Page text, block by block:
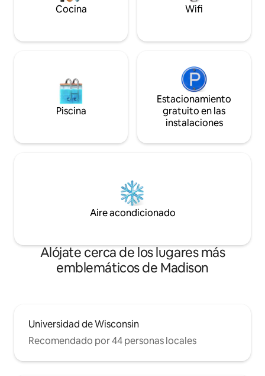
puede usar el garaje y parte de la
Tarifa de limpieza: $150. No se permiten
Cocina Wifi
Piscina
Estacionamiento
gratuito en las
instalaciones
Aire acondicionado
Alójate cerca de los lugares más
emblemáticos de Madison
Universidad de Wisconsin
Recomendado por 44 personas locales